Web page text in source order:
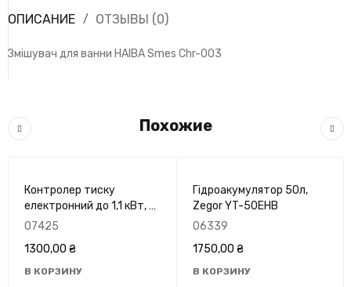
ОПИСАНИЕ ОТЗЫВЫ (0)
Змішувач для ванни HAIBA Smes Chr-003
Похожие
Контролер тиску
електронний до 1,1 кВт, 1"
Koer KS-8АТ
07425
1300,00 ₴
В КОРЗИНУ
Гідроакумулятор 50л,
Zegor YT-50EHB
06339
1750,00 ₴
В КОРЗИНУ